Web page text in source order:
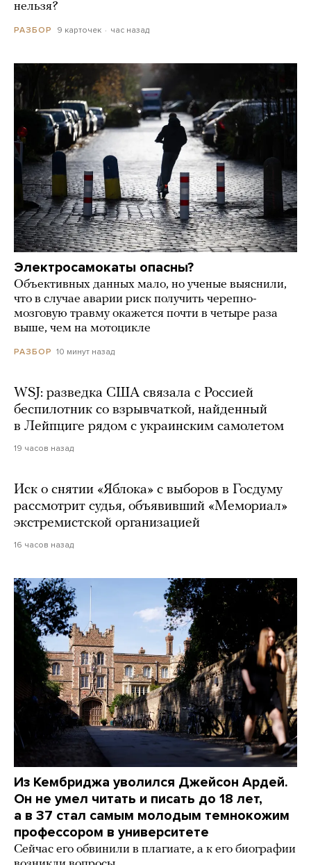
нельзя?
РАЗБОР 9 карточек час назад
Электросамокаты опасны?
Объективных данных мало, но ученые выяснили,
что в случае аварии риск получить черепно-
мозговую травму окажется почти в четыре раза
выше, чем на мотоцикле
РАЗБОР 10 минут назад
WSJ: разведка США связала с Россией
беспилотник со взрывчаткой, найденный
в Лейпциге рядом с украинским самолетом
19 часов назад
Иск о снятии «Яблока» с выборов в Госдуму
рассмотрит судья, объявивший «Мемориал»
экстремистской организацией
16 часов назад
Из Кембриджа уволился Джейсон Ардей.
Он не умел читать и писать до 18 лет,
а в 37 стал самым молодым темнокожим
профессором в университете
Сейчас его обвинили в плагиате, а к его биографии